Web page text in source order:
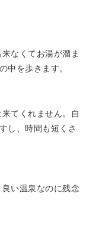
なくてお湯が溜ま
中を歩きます。
てくれません。自
し、時間も短くさ
い温泉なのに残念